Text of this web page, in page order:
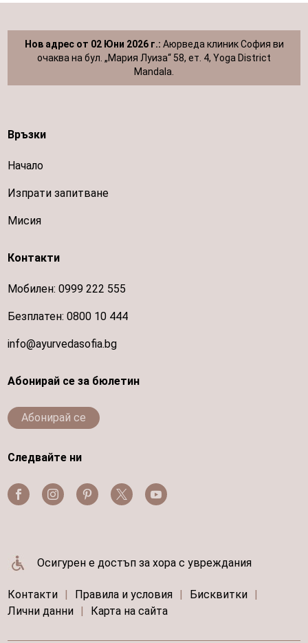
Нов адрес от 02 Юни 2026 г.: Аюрведа клиник София ви
очаква на бул. „Мария Луиза“ 58, ет. 4, Yoga District
Mandala.
Връзки
Начало
Изпрати запитване
Мисия
Контакти
Мобилен:0999 222 555
Безплатен:0800 10 444
info@ayurvedasofia.bg
Абонирай се за бюлетин
Абонирай се
Следвайте ни
Осигурен е достъп за хора с увреждания
Контакти | Правила и условия | Бисквитки |
Лични данни | Карта на сайта